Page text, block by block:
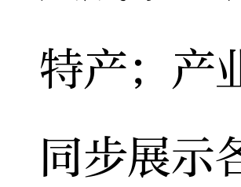
特产；产
同步展示